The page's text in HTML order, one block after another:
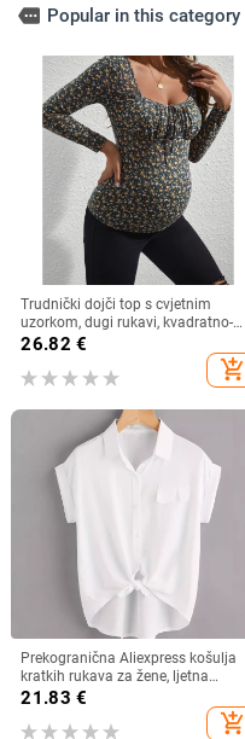
more Popular in this category
Trudnički dojči top s cvjetnim
uzorkom, dugi rukavi, kvadratno-
okrugli izrez, uski kroj, poliester s
26.82 €
add_shopping_cart
Prekogranična Aliexpress košulja
kratkih rukava za žene, ljetna
lagana, čista boja, svestrana,
21.83 €
add_shopping_cart